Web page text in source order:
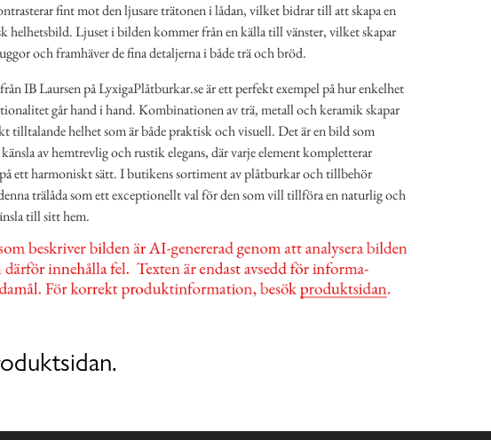
fint mot den ljusare trätonen i lådan, vilket bidrar till att skapa en
helhetsbild. Ljuset i bilden kommer från en källa till vänster, vilket skapar
och framhäver de fina detaljerna i både trä och bröd.
IB Laursen på LyxigaPlåtburkar.se är ett perfekt exempel på hur enkelhet
går hand i hand. Kombinationen av trä, metall och keramik skapar
tilltalande helhet som är både praktisk och visuell. Det är en bild som
av hemtrevlig och rustik elegans, där varje element kompletterar
ett harmoniskt sätt. I butikens sortiment av plåtburkar och tillbehör
trälåda som ett exceptionellt val för den som vill tillföra en naturlig och
till sitt hem.